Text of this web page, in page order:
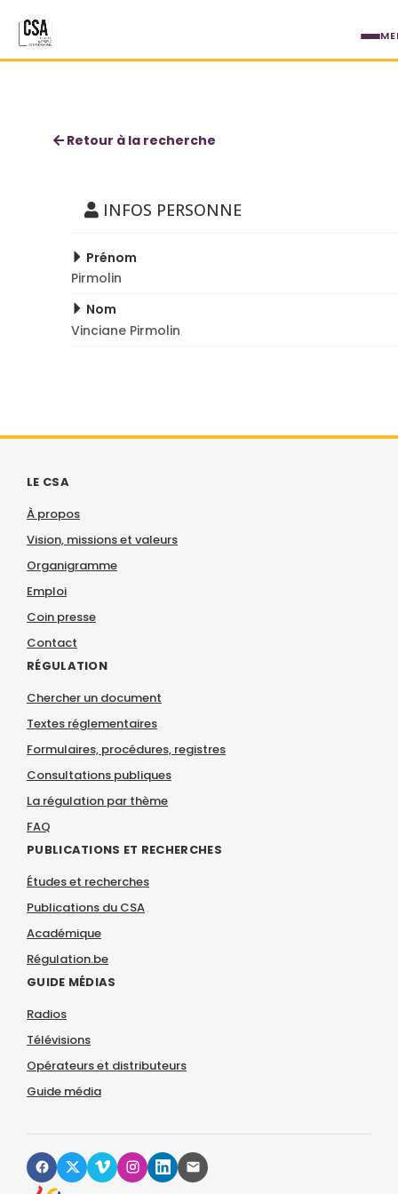
Pirmolin Vinciane Pirmolin
Retour à la recherche
INFOS PERSONNE
Prénom
Pirmolin
Nom
Vinciane Pirmolin
LE CSA
À propos
Vision, missions et valeurs
Organigramme
Emploi
Coin presse
Contact
RÉGULATION
Chercher un document
Textes réglementaires
Formulaires, procédures, registres
Consultations publiques
La régulation par thème
FAQ
PUBLICATIONS ET RECHERCHES
Études et recherches
Publications du CSA
Académique
Régulation.be
GUIDE MÉDIAS
Radios
Télévisions
Opérateurs et distributeurs
Guide média